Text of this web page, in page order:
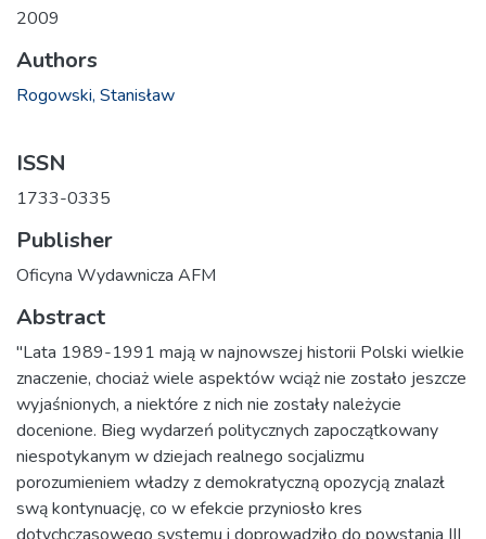
2009
Authors
Rogowski, Stanisław
ISSN
1733-0335
Publisher
Oficyna Wydawnicza AFM
Abstract
"Lata 1989-1991 mają w najnowszej historii Polski wielkie
znaczenie, chociaż wiele aspektów wciąż nie zostało jeszcze
wyjaśnionych, a niektóre z nich nie zostały należycie
docenione. Bieg wydarzeń politycznych zapoczątkowany
niespotykanym w dziejach realnego socjalizmu
porozumieniem władzy z demokratyczną opozycją znalazł
swą kontynuację, co w efekcie przyniosło kres